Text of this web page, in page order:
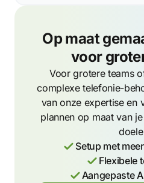
Op maat
voor
Voor grotere teams
complexe telefonie-
van onze expertise en
plannen op maat van
Setup met
Flexibele
Aangepaste